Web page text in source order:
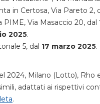
in Certosa, Via Pareto 2,
PIME, Via Masaccio 20, dal
2025.
5, dal 17 marzo 2025.
Milano (Lotto), Rho
adattati ai rispettivi
.